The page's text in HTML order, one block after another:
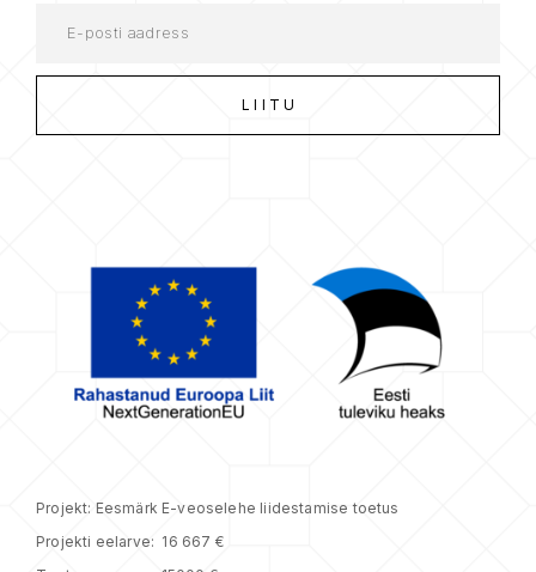
Projekt: Eesmärk E-veoselehe liidestamise toetus
Projekti eelarve: 16 667 €